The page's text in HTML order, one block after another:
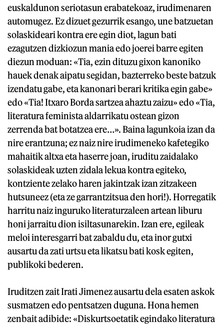
euskaldunon seriotasun erabatekoaz, irudimenaren
automugez. Ez dizuet gezurrik esango, une batzuetan
solaskideari kontra ere egin diot, lagun bati
ezagutzen dizkiozun mania edo joerei barre egiten
diezun moduan: «Tia, ezin dituzu gixon kanoniko
hauek denak aipatu segidan, bazterreko beste batzuk
izendatu gabe, eta kanonari berari kritika egin gabe»
edo «Tia! Itxaro Borda sartzea ahaztu zaizu» edo «Tia,
literatura feminista aldarrikatu ostean gizon
zerrenda bat botatzea ere…». Baina lagunkoia izan da
nire erantzuna; ez naiz nire irudimeneko kafetegiko
mahaitik altxa eta haserre joan, iruditu zaidalako
solaskideak uzten zidala lekua kontra egiteko,
kontziente zelako haren jakintzak izan zitzakeen
hutsuneez (eta ze garrantzitsua den hori!). Horregatik
harritu naiz inguruko literaturzaleen artean liburu
honi jarraitu dion isiltasunarekin. Izan ere, egileak
meloi interesgarri bat zabaldu du, eta inor gutxi
ausartu da zati urtsu eta likatsu bati kosk egiten,
publikoki bederen.
Iruditzen zait Irati Jimenez ausartu dela esaten askok
susmatzen edo pentsatzen duguna. Hona hemen
zenbait adibide: «Diskurtsoetatik egindako literatura